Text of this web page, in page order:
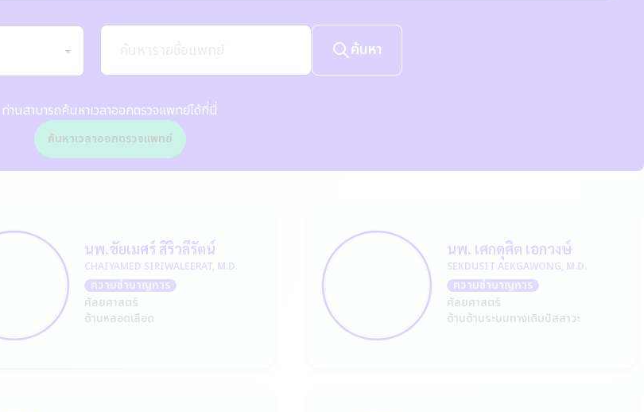
ค้นหา
ท่านสามารถค้นหาเวลาออกตรวจแพทย์ได้ที่นี่
ค้นหาเวลาออกตรวจแพทย์
นพ.ชัยเมศร์ สิริวลีรัตน์
CHAIYAMED SIRIWALEERAT, M.D.
ความชำนาญการ
ศัลยศาสตร์
ด้านหลอดเลือด
นพ. เศกดุศิต เอกวงษ์
SEKDUSIT AEKGAWONG, M.D.
ความชำนาญการ
ศัลยศาสตร์
ด้านด้านระบบทางเดินปัสสาวะ